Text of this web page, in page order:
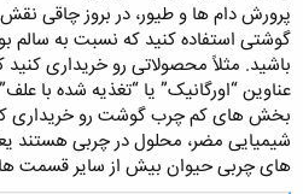
پرورش دام ها و طیور، در بروز چاقی
گوشتی استفاده کنید که نسبت به سالم
باشید. مثلاً محصولاتی رو خریداری
عناوین “اورگانیک” یا “تغذیه شده با
بخش های کم چرب گوشت رو خریداری
شیمیایی مضر، محلول در چربی هستند
های چربی حیوان بیش از سایر قسمت